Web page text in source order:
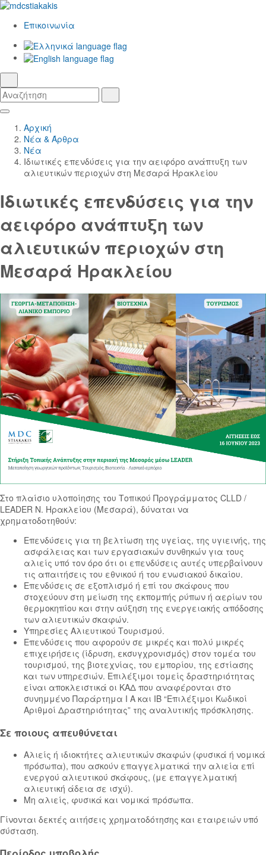
Επικοινωνία
Αναζήτηση
Skip
Main
Content
Κεντρική
Πλοήγηση
Αρχική
Νέα & Άρθρα
Νέα
Ιδιωτικές επενδύσεις για την αειφόρο ανάπτυξη των
αλιευτικών περιοχών στη Μεσαρά Ηρακλείου
Ιδιωτικές επενδύσεις για την
αειφόρο ανάπτυξη των
αλιευτικών περιοχών στη
Μεσαρά Ηρακλείου
Στο πλαίσιο υλοποίησης του Τοπικού Προγράμματος CLLD /
LEADER Ν. Ηρακλείου (Μεσαρά), δύναται να
χρηματοδοτηθούν:
Επενδύσεις για τη βελτίωση της υγείας, της υγιεινής, της
ασφάλειας και των εργασιακών συνθηκών για τους
αλιείς υπό τον όρο ότι οι επενδύσεις αυτές υπερβαίνουν
τις απαιτήσεις του εθνικού ή του ενωσιακού δικαίου.
Επενδύσεις σε εξοπλισμό ή επί του σκάφους που
στοχεύουν στη μείωση της εκπομπής ρύπων ή αερίων του
θερμοκηπίου και στην αύξηση της ενεργειακής απόδοσης
των αλιευτικών σκαφών.
Υπηρεσίες Αλιευτικού Τουρισμού.
Επενδύσεις που αφορούν σε μικρές και πολύ μικρές
επιχειρήσεις (ίδρυση, εκσυγχρονισμός) στον τομέα του
τουρισμού, της βιοτεχνίας, του εμπορίου, της εστίασης
και των υπηρεσιών. Επιλέξιμοι τομείς δραστηριότητας
είναι αποκλειστικά οι ΚΑΔ που αναφέρονται στο
συνημμένο Παράρτημα Ι Α και ΙΒ “Επιλέξιμοι Κωδικοί
Αριθμοί Δραστηριότητας” της αναλυτικής πρόσκλησης.
Σε ποιους απευθύνεται
Αλιείς ή ιδιοκτήτες αλιευτικών σκαφών (φυσικά ή νομικά
πρόσωπα), που ασκούν επαγγελματικά την αλιεία επί
ενεργού αλιευτικού σκάφους, (με επαγγελματική
αλιευτική άδεια σε ισχύ).
Μη αλιείς, φυσικά και νομικά πρόσωπα.
Γίνονται δεκτές αιτήσεις χρηματοδότησης και εταιρειών υπό
σύσταση.